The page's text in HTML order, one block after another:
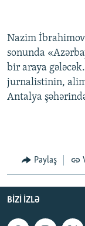
AZADLIQRADIOSU
BIZIMLƏ ƏLAQƏ
XƏBƏR
RFE/RL-in
Nazim
sonunda
bir araya
jurnalistinin,
Antalya
Paylaş
BIZI IZLƏ